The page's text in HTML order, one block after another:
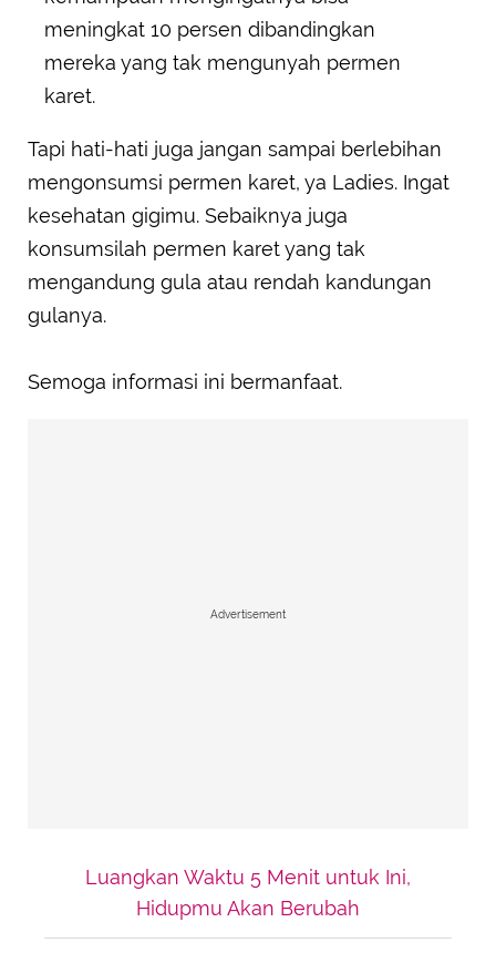
meningkat 10 persen dibandingkan
mereka yang tak mengunyah permen
karet.
Tapi hati-hati juga jangan sampai berlebihan
mengonsumsi permen karet, ya Ladies. Ingat
kesehatan gigimu. Sebaiknya juga
konsumsilah permen karet yang tak
mengandung gula atau rendah kandungan
gulanya.
Semoga informasi ini bermanfaat.
Advertisement
Luangkan Waktu 5 Menit untuk Ini,
Hidupmu Akan Berubah